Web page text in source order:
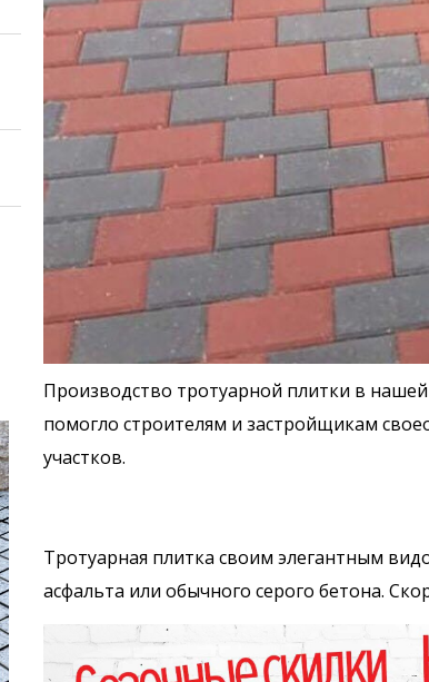
Производство тротуарной плитки в
помогло строителям и застройщикам
участков.
Тротуарная плитка своим элегантным
асфальта или обычного серого бетона.